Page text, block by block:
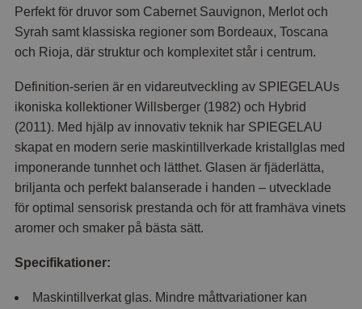
Perfekt för druvor som Cabernet Sauvignon, Merlot och
Syrah samt klassiska regioner som Bordeaux, Toscana
och Rioja, där struktur och komplexitet står i centrum.
Definition-serien är en vidareutveckling av SPIEGELAUs
ikoniska kollektioner Willsberger (1982) och Hybrid
(2011). Med hjälp av innovativ teknik har SPIEGELAU
skapat en modern serie maskintillverkade kristallglas med
imponerande tunnhet och lätthet. Glasen är fjäderlätta,
briljanta och perfekt balanserade i handen – utvecklade
för optimal sensorisk prestanda och för att framhäva vinets
aromer och smaker på bästa sätt.
Specifikationer:
Maskintillverkat glas. Mindre måttvariationer kan